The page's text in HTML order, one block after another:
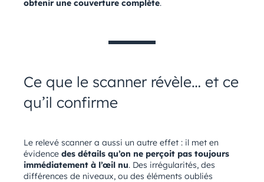
obtenir une couverture complète.
Ce que le scanner révèle… et ce
qu’il confirme
Le relevé scanner a aussi un autre effet : il met en
évidence des détails qu’on ne perçoit pas toujours
immédiatement à l’œil nu. Des irrégularités, des
différences de niveaux, ou des éléments oubliés